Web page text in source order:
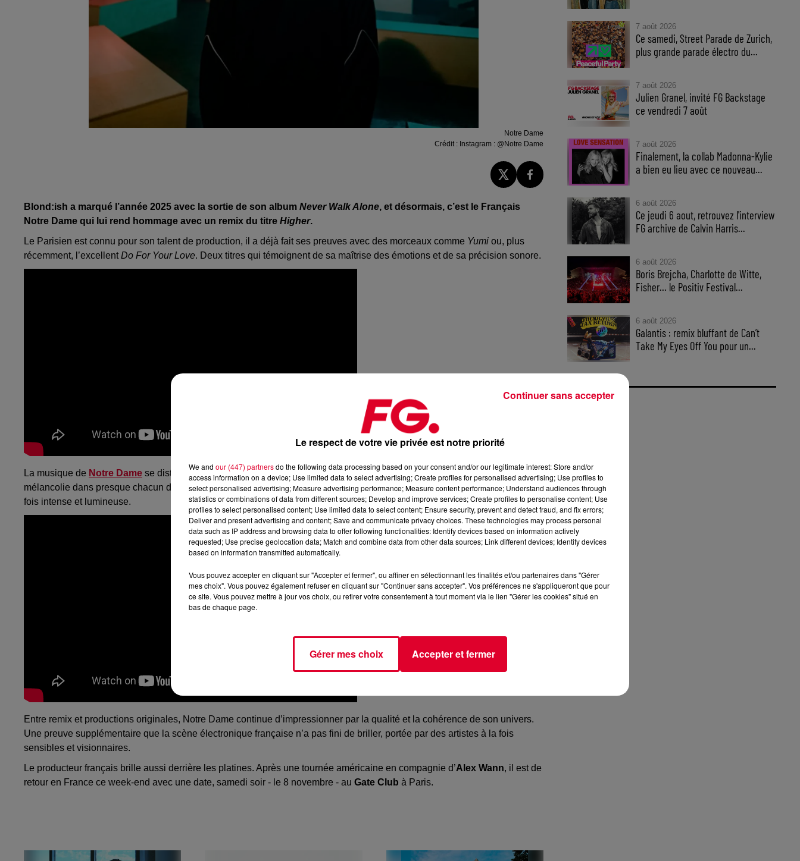
Notre Dame
Crédit : Instagram : @Notre Dame
Blond:ish a marqué l’année 2025 avec la sortie de son album Never Walk Alone, et désormais, c’est le Français
Notre Dame qui lui rend hommage avec un remix du titre Higher.
Le Parisien est connu pour son talent de production, il a déjà fait ses preuves avec des morceaux comme Yumi ou, plus
récemment, l’excellentDo For Your Love. Deux titres qui témoignent de sa maîtrise des émotions et de sa précision sonore.
La musique de Notre Dame se distingue par sa finesse et sa richesse émotionnelle. Il parvient à glisser une pointe de
mélancolie dans presque chacun de ses titres, et c’est encore le cas surHigher, qu’il transforme ici en une expérience à la
fois intense et lumineuse.
Entre remix et productions originales, Notre Dame continue d’impressionner par la qualité et la cohérence de son univers.
Une preuve supplémentaire que la scène électronique française n’a pas fini de briller, portée par des artistes à la fois
sensibles et visionnaires.
Le producteur français brille aussi derrière les platines. Après une tournée américaine en compagnie d’Alex Wann, il est de
retour en France ce week-end avec une date, samedi soir - le 8 novembre - au Gate Club à Paris.
7 août 2026
Ce samedi, Street Parade de Zurich,
plus grande parade électro du...
7 août 2026
Julien Granel, invité FG Backstage
ce vendredi 7 août
7 août 2026
Finalement, la collab Madonna-Kylie
a bien eu lieu avec ce nouveau...
6 août 2026
Ce jeudi 6 aout, retrouvez l'interview
FG archive de Calvin Harris...
6 août 2026
Boris Brejcha, Charlotte de Witte,
Fisher… le Positiv Festival...
6 août 2026
Galantis : remix bluffant de Can’t
Take My Eyes Off You pour un...
Le respect de votre vie privée est notre priorité
We and our (447) partnersdo the following data processing based on your consent and/or our legitimate interest: Store and/or
access information on a device; Use limited data to select advertising; Create profiles for personalised advertising; Use profiles to
select personalised advertising; Measure advertising performance; Measure content performance; Understand audiences through
statistics or combinations of data from different sources; Develop and improve services; Create profiles to personalise content; Use
profiles to select personalised content; Use limited data to select content; Ensure security, prevent and detect fraud, and fix errors;
Deliver and present advertising and content; Save and communicate privacy choices. These technologies may process personal
data such as IP address and browsing data to offer following functionalities: Identify devices based on information actively
requested; Use precise geolocation data; Match and combine data from other data sources; Link different devices; Identify devices
based on information transmitted automatically.
Vous pouvez accepter en cliquant sur "Accepter et fermer", ou affiner en sélectionnant les finalités et/ou partenaires dans "Gérer
mes choix". Vous pouvez également refuser en cliquant sur "Continuer sans accepter". Vos préférences ne s'appliqueront que pour
ce site. Vous pouvez mettre à jour vos choix, ou retirer votre consentement à tout moment via le lien "Gérer les cookies" situé en
bas de chaque page.
Gérer mes choix Accepter et fermer
Continuer sans accepter